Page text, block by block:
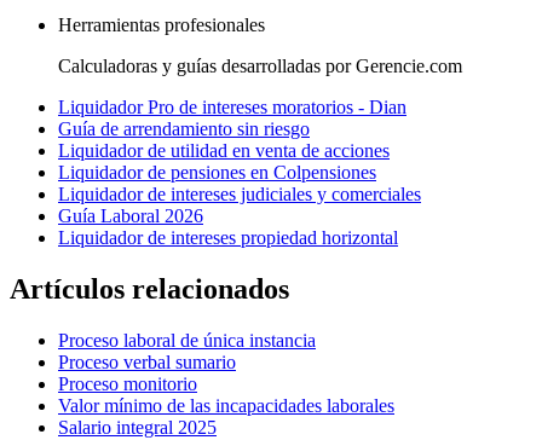
Herramientas profesionales
Calculadoras y guías desarrolladas por Gerencie.com
Liquidador Pro de intereses moratorios - Dian
Guía de arrendamiento sin riesgo
Liquidador de utilidad en venta de acciones
Liquidador de pensiones en Colpensiones
Liquidador de intereses judiciales y comerciales
Guía Laboral 2026
Liquidador de intereses propiedad horizontal
Artículos relacionados
Proceso laboral de única instancia
Proceso verbal sumario
Proceso monitorio
Valor mínimo de las incapacidades laborales
Salario integral 2025